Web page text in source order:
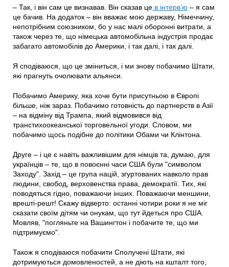
– Так, і він сам це визнавав. Він сказав це в інтерв’ю – я сам
це бачив. На додаток – він вважає мою державу, Німеччину,
непотрібним союзником, бо у нас малі оборонні витрати, а
також через те, що німецька автомобільна індустрія продає
забагато автомобілів до Америки, і так далі, і так далі.
Я сподіваюся, що це зміниться, і ми знову побачимо Штати,
які прагнуть очолювати альянси.
Побачимо Америку, яка хоче бути присутньою в Європі
більше, ніж зараз. Побачимо готовність до партнерств в Азії
– на відміну від Трампа, який відмовився від
транстихоокеанської торговельної угоди. Словом, ми
побачимо щось подібне до політики Обами чи Клінтона.
Друге – і це є навіть важливішим для німців та, думаю, для
українців – те, що в повоєнні часи США були "символом
Заходу". Захід – це група націй, згуртованих навколо прав
людини, свобод, верховенства права, демократії. Тих, які
поводяться гідно, поважаючи інших. Поважаючи меншини,
врешті-решт! Скажу відверто: останні чотири роки я не міг
сказати своїм дітям чи онукам, що тут йдеться про США.
Мовляв, "погляньте на Вашингтон і побачите те, що ми
підтримуємо".
Також я сподіваюся побачити Сполучені Штати, які
дотримуються домовленостей, а не діють на кшталт того,